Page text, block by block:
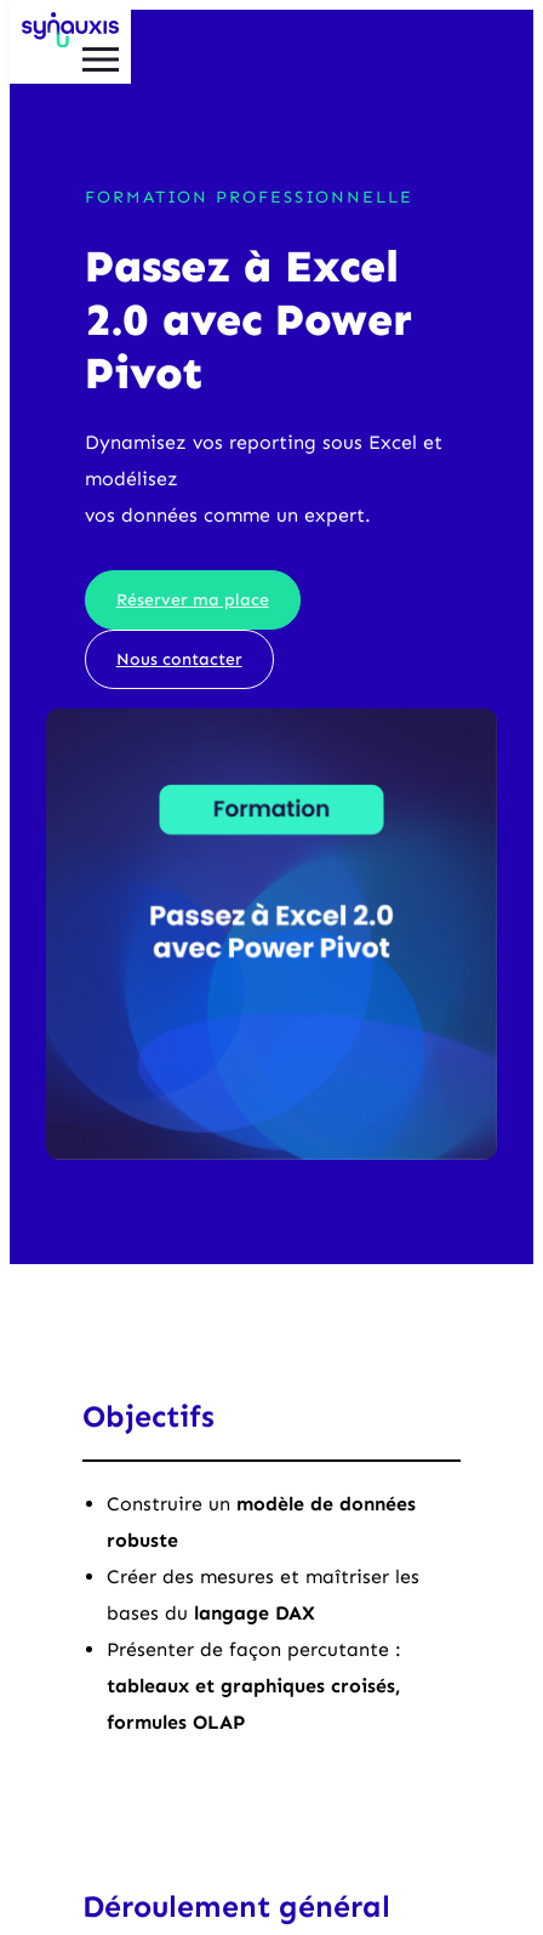
Aller
FORMATION PROFESSIONNELLE
Passez à Excel
2.0 avec Power
Pivot
Dynamisez vos reporting sous Excel et
modélisez
vos données comme un expert.
Réserver ma place
Nous contacter
Objectifs
Construire un modèle de données
robuste
Créer des mesures et maîtriser les
bases du langage DAX
Présenter de façon percutante :
tableaux et graphiques croisés,
formules OLAP
Déroulement général